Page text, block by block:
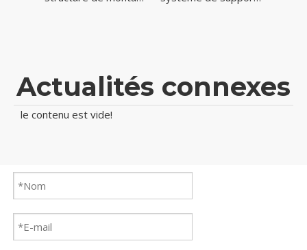
Actualités connexes
le contenu est vide!